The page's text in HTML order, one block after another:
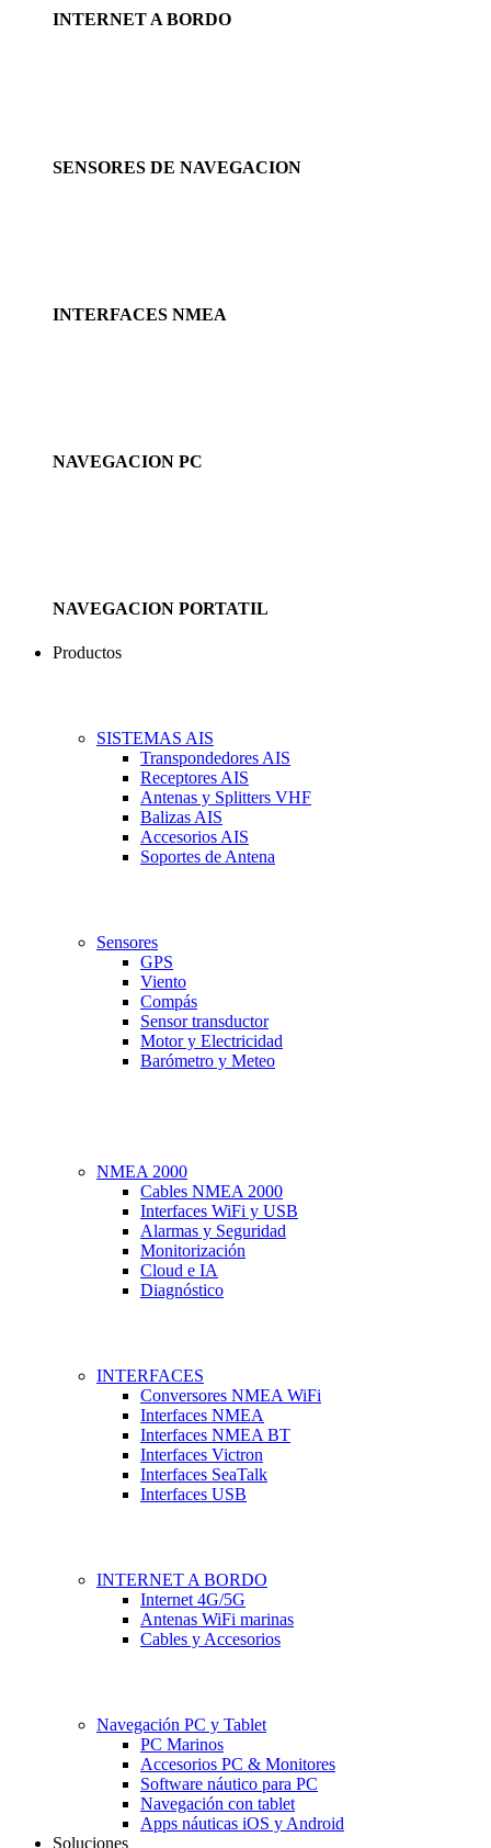
INTERNET A BORDO
SENSORES DE NAVEGACION
INTERFACES NMEA
NAVEGACION PC
NAVEGACION PORTATIL
Productos
SISTEMAS AIS
Transpondedores AIS
Receptores AIS
Antenas y Splitters VHF
Balizas AIS
Accesorios AIS
Soportes de Antena
Sensores
GPS
Viento
Compás
Sensor transductor
Motor y Electricidad
Barómetro y Meteo
NMEA 2000
Cables NMEA 2000
Interfaces WiFi y USB
Alarmas y Seguridad
Monitorización
Cloud e IA
Diagnóstico
INTERFACES
Conversores NMEA WiFi
Interfaces NMEA
Interfaces NMEA BT
Interfaces Victron
Interfaces SeaTalk
Interfaces USB
INTERNET A BORDO
Internet 4G/5G
Antenas WiFi marinas
Cables y Accesorios
Navegación PC y Tablet
PC Marinos
Accesorios PC & Monitores
Software náutico para PC
Navegación con tablet
Apps náuticas iOS y Android
Soluciones